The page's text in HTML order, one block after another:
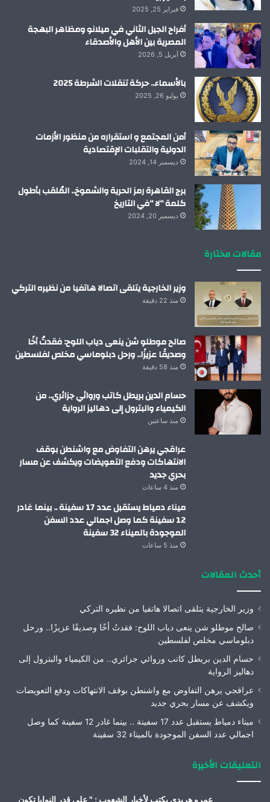
فبراير 25, 2025
أفراح الجيل الثاني في ميلانو ومظاهر البهجة
المصرية بين الأهل والأصدقاء
أبريل 5, 2026
بالأسماء.. حركة تنقلات الشرطة 2025
يوليو 26, 2025
أمن المجتمع و استقراره من منظور الأزمات
الدولية والتقلبات الإقتصادية
ديسمبر 14, 2024
برج القاهرة رمز الحرية والشموخ.. المُلقب بأطول
كلمة “لا “في التاريخ
ديسمبر 20, 2024
مقالات مختارة
وزير الخارجية يتلقى اتصالا هاتفيا من نظيره التركي
منذ 22 دقيقة
صالح موطلو شن ينعى دياب اللوح: فقدتُ أخًا
وصديقًا عزيزًا.. ورحل دبلوماسي مخلص لفلسطين
منذ 58 دقيقة
حسام الدين بريطل كاتب وروائي جزائري.. من
الكيمياء والبترول إلى دهاليز الرواية
منذ ساعتين
عراقجي يرهن التفاوض مع واشنطن بوقف
الانتهاكات ودفع التعويضات ويكشف عن مسار
بحري جديد
منذ 4 ساعات
ميناء دمياط يستقبل عدد 17 سفينة .. بينما غادر
12 سفينة كما وصل اجمالي عدد السفن
الموجودة بالميناء 32 سفينة
منذ 5 ساعات
أحدث المقالات
وزير الخارجية يتلقى اتصالا هاتفيا من نظيره التركي
صالح موطلو شن ينعى دياب اللوح: فقدتُ أخًا وصديقًا عزيزًا.. ورحل
دبلوماسي مخلص لفلسطين
حسام الدين بريطل كاتب وروائي جزائري.. من الكيمياء والبترول إلى
دهاليز الرواية
عراقجي يرهن التفاوض مع واشنطن بوقف الانتهاكات ودفع التعويضات
ويكشف عن مسار بحري جديد
ميناء دمياط يستقبل عدد 17 سفينة .. بينما غادر 12 سفينة كما وصل
اجمالي عدد السفن الموجودة بالميناء 32 سفينة
التعليقات الأخيرة
عمرو هريدى يكتب لأخبار الشعوب : " على قدر النوايا تكون